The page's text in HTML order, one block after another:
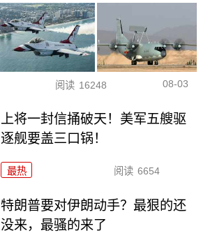
阅读 16248 08-03
上将一封信捅破天！美军五艘驱
逐舰要盖三口锅！
最热 阅读 6654
特朗普要对伊朗动手？最狠的还
没来，最骚的来了